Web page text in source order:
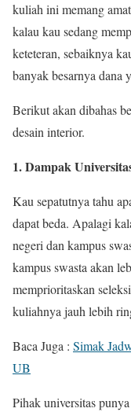
kuliah ini memang
kalau kau sedang
keteteran, sebaiknya
banyak besarnya dana
Berikut akan dibahas
desain interior.
1. Dampak
Kau sepatutnya tahu
dapat beda. Apalagi
negeri dan kampus
kampus swasta akan
memprioritaskan
kuliahnya jauh lebih
Baca Juga : Simak
UB
Pihak universitas